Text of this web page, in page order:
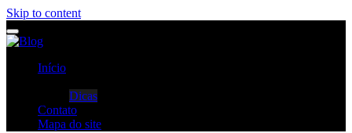
Skip to content
Início
Dicas
Contato
Mapa do site